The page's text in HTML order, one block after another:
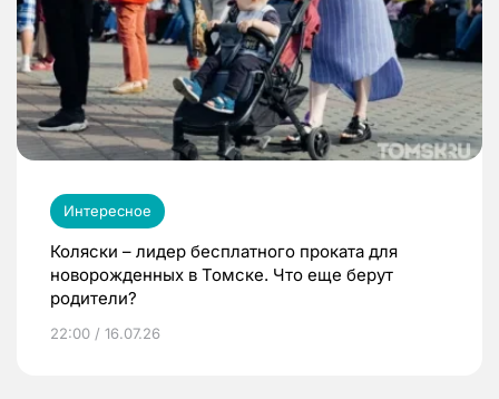
Интересное
Коляски – лидер бесплатного проката для
новорожденных в Томске. Что еще берут
родители?
22:00 / 16.07.26